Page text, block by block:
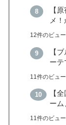
【
メ
12件のビュー
【
ーテ
11件のビュー
【
ーム
11件のビュー